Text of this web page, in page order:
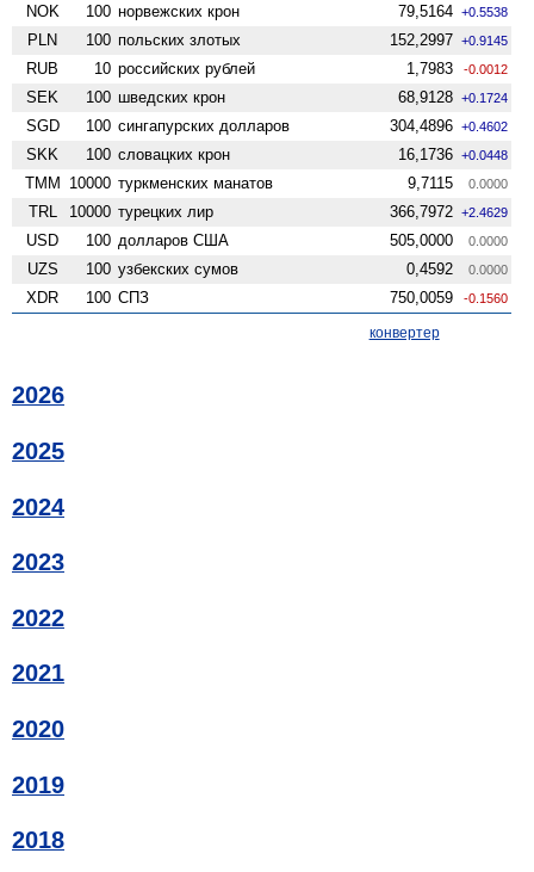
NOK 100 норвежских крон 79,5164 +0.5538
PLN 100 польских злотых 152,2997 +0.9145
RUB 10 российских рублей 1,7983 -0.0012
SEK 100 шведских крон 68,9128 +0.1724
SGD 100 сингапурских долларов 304,4896 +0.4602
SKK 100 словацких крон 16,1736 +0.0448
TMM 10000 туркменских манатов 9,7115 0.0000
TRL 10000 турецких лир 366,7972 +2.4629
USD 100 долларов США 505,0000 0.0000
UZS 100 узбекских сумов 0,4592 0.0000
XDR 100 СПЗ 750,0059 -0.1560
конвертер
2026
2025
2024
2023
2022
2021
2020
2019
2018